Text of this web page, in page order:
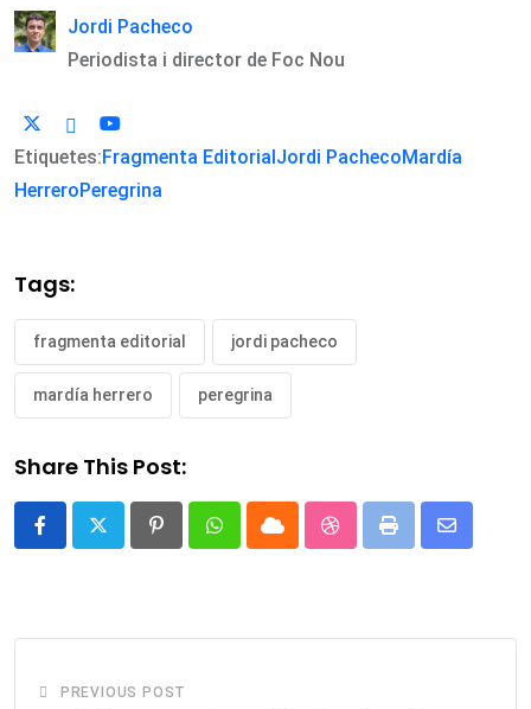
Jordi Pacheco
Periodista i director de Foc Nou
Etiquetes:Fragmenta Editorial Jordi PachecoMardía
HerreroPeregrina
Tags:
fragmenta editorial jordi pacheco
mardía herrero peregrina
Share This Post:
PinterestWhatsappCloud StumbleUpon
Print
Share
PREVIOUS POST